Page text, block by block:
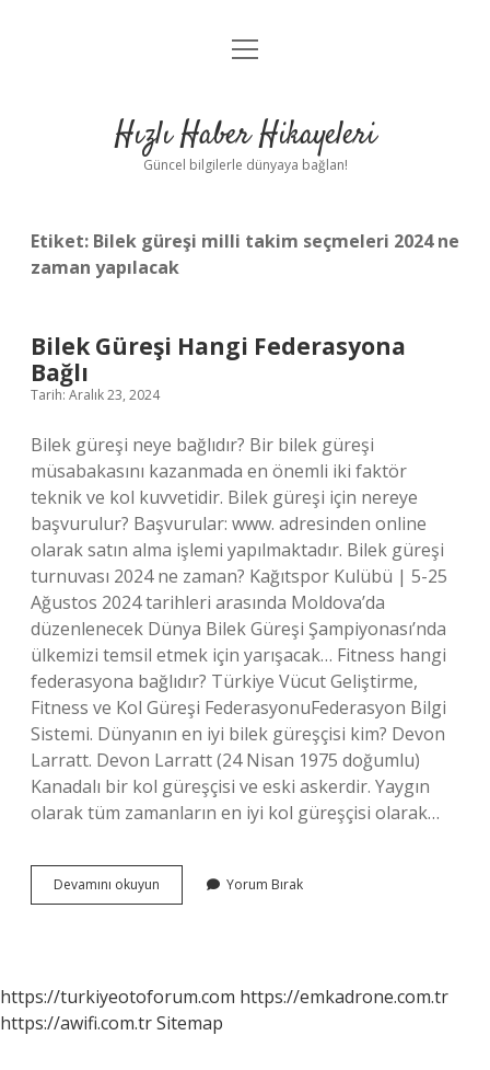
Anasayfa
Yasal Uyarı
menüyü
Hızlı Haber Hikayeleri
Güncel bilgilerle dünyaya bağlan!
Etiket: Bilek güreşi milli takim seçmeleri 2024 ne
zaman yapılacak
Bilek Güreşi Hangi Federasyona
Bağlı
Tarih: Aralık 23, 2024
Bilek güreşi neye bağlıdır? Bir bilek güreşi
müsabakasını kazanmada en önemli iki faktör
teknik ve kol kuvvetidir. Bilek güreşi için nereye
başvurulur? Başvurular: www. adresinden online
olarak satın alma işlemi yapılmaktadır. Bilek güreşi
turnuvası 2024 ne zaman? Kağıtspor Kulübü | 5-25
Ağustos 2024 tarihleri ​​arasında Moldova’da
düzenlenecek Dünya Bilek Güreşi Şampiyonası’nda
ülkemizi temsil etmek için yarışacak… Fitness hangi
federasyona bağlıdır? Türkiye Vücut Geliştirme,
Fitness ve Kol Güreşi FederasyonuFederasyon Bilgi
Sistemi. Dünyanın en iyi bilek güreşçisi kim? Devon
Larratt. Devon Larratt (24 Nisan 1975 doğumlu)
Kanadalı bir kol güreşçisi ve eski askerdir. Yaygın
olarak tüm zamanların en iyi kol güreşçisi olarak…
Devamını okuyun
Güreşi
Yorum Bırak
https://turkiyeotoforum.com https://emkadrone.com.tr
https://awifi.com.trSitemap